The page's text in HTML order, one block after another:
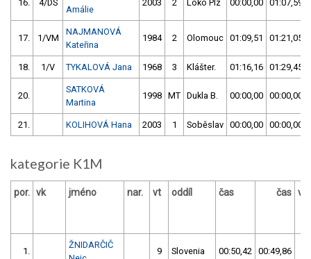
16. 4/DS
Amálie
2003 2 Loko Plz 00:00,00 01:07,59
17. 1/VM
NAJMANOVÁ
Kateřina
1984 2 Olomouc 01:09,51 01:21,05
18. 1/V TYKALOVÁ Jana 1968 3 Klášter. 01:16,16 01:29,45
20.
SATKOVÁ
Martina
1998 MT Dukla B. 00:00,00 00:00,00
21. KOLIHOVÁ Hana 2003 1 Soběslav 00:00,00 00:00,00
kategorie K1M
por. vk jméno nar. vt oddíl čas čas
1.
ŽNIDARČIČ
9 Slovenia 00:50,42 00:49,86